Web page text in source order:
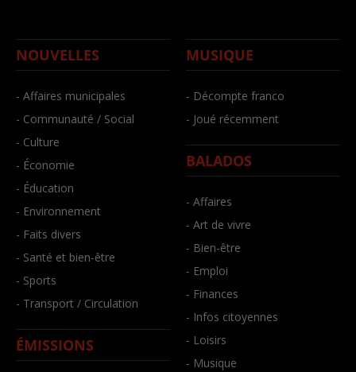
NOUVELLES
- Affaires municipales
- Communauté / Social
- Culture
- Économie
- Éducation
- Environnement
- Faits divers
- Santé et bien-être
- Sports
- Transport / Circulation
ÉMISSIONS
MUSIQUE
- Décompte franco
- Joué récemment
BALADOS
- Affaires
- Art de vivre
- Bien-être
- Emploi
- Finances
- Infos citoyennes
- Loisirs
- Musique